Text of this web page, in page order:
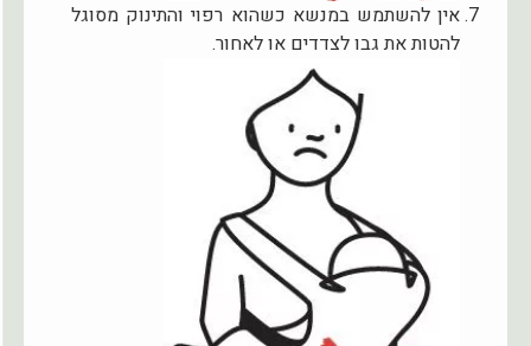
אין להשתמש במנשא כשהוא רפוי והתינוק מסוגל
להטות את גבו לצדדים או לאחור.